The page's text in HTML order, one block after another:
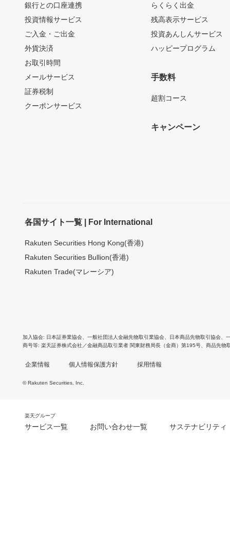
銀行との口座連携
投資情報サービス
ご入金・ご出金
外貨決済
お取引時間
メールサービス
証券税制
クーポンサービス
らくらく出金
残高表示サービス
投資あんしんサービス
ハッピープログラム
手数料
超割コース
キャンペーン
各国サイト一覧 | For International
Rakuten Securities Hong Kong(香港)
Rakuten Securities Bullion(香港)
Rakuten Trade(マレーシア)
加入協会 日本証券業協会 一般社団法人金融先物取引業協会 日本商品先物取引協会
商号等 楽天証券株式会社／金融商品取引業者 関東財務局長（金商）第195号、商品先物
企業情報 個人情報保護方針 採用情報
© Rakuten Securities, Inc.
楽天グループ
サービス一覧 お問い合わせ一覧 サステナビリティ